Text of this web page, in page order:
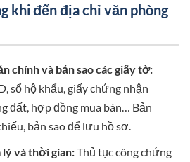
khi đến địa chỉ văn phòng
chính và bản sao các giấy tờ:
sổ hộ khẩu, giấy chứng nhận
đất, hợp đồng mua bán… Bản
bản sao để lưu hồ sơ.
lý và thời gian:Thủ tục công chứng